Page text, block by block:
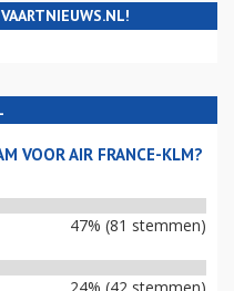
VOOR AIR FRANCE-KLM?
47% (81 stemmen)